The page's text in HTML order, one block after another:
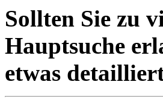
Sollten Sie zu
Hauptsuche
etwas